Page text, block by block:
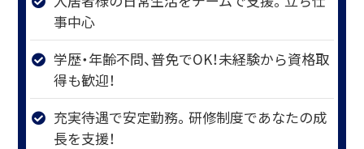
事中心
学歴・年齢不問、普免でOK！未経験から資格取
得も歓迎！
充実待遇で安定勤務。研修制度であなたの成
長を支援！